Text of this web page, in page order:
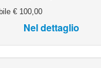
€ 100,00
Nel dettaglio